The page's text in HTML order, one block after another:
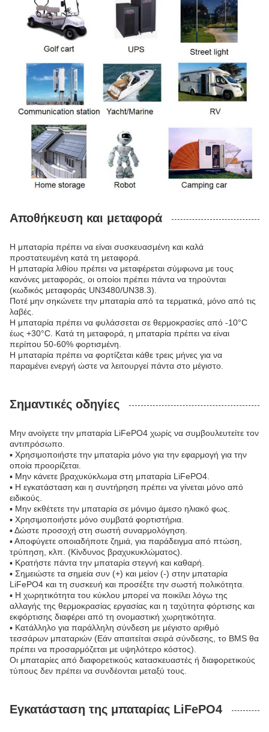
Αποθήκευση και μεταφορά
Η μπαταρία πρέπει να είναι συσκευασμένη και καλά
προστατευμένη κατά τη μεταφορά.
Η μπαταρία λιθίου πρέπει να μεταφέρεται σύμφωνα με τους
κανόνες μεταφοράς, οι οποίοι πρέπει πάντα να τηρούνται
(κωδικός μεταφοράς UN3480/UN38.3).
Ποτέ μην σηκώνετε την μπαταρία από τα τερματικά, μόνο από τις
λαβές.
Η μπαταρία πρέπει να φυλάσσεται σε θερμοκρασίες από -10°C
έως +30°C. Κατά τη μεταφορά, η μπαταρία πρέπει να είναι
περίπου 50-60% φορτισμένη.
Η μπαταρία πρέπει να φορτίζεται κάθε τρεις μήνες για να
παραμένει ενεργή ώστε να λειτουργεί πάντα στο μέγιστο.
Σημαντικές οδηγίες
Μην ανοίγετε την μπαταρία LiFePO4 χωρίς να συμβουλευτείτε τον
αντιπρόσωπο.
▪ Χρησιμοποιήστε την μπαταρία μόνο για την εφαρμογή για την
οποία προορίζεται.
▪ Μην κάνετε βραχυκύκλωμα στη μπαταρία LiFePO4.
▪ Η εγκατάσταση και η συντήρηση πρέπει να γίνεται μόνο από
ειδικούς.
▪ Μην εκθέτετε την μπαταρία σε μόνιμο άμεσο ηλιακό φως.
▪ Χρησιμοποιήστε μόνο συμβατά φορτιστήρια.
▪ Δώστε προσοχή στη σωστή συναρμολόγηση.
▪ Αποφύγετε οποιαδήποτε ζημιά, για παράδειγμα από πτώση,
τρύπηση, κλπ. (Κίνδυνος βραχυκυκλώματος).
▪ Κρατήστε πάντα την μπαταρία στεγνή και καθαρή.
▪ Σημειώστε τα σημεία συν (+) και μείον (-) στην μπαταρία
LiFePO4 και τη συσκευή και προσέξτε την σωστή πολικότητα.
▪ Η χωρητικότητα του κύκλου μπορεί να ποικίλει λόγω της
αλλαγής της θερμοκρασίας εργασίας και η ταχύτητα φόρτισης και
εκφόρτισης διαφέρει από τη ονομαστική χωρητικότητα.
▪ Κατάλληλο για παράλληλη σύνδεση με μέγιστο αριθμό
τεσσάρων μπαταριών (Εάν απαιτείται σειρά σύνδεσης, το BMS θα
πρέπει να προσαρμόζεται με υψηλότερο κόστος).
Οι μπαταρίες από διαφορετικούς κατασκευαστές ή διαφορετικούς
τύπους δεν πρέπει να συνδέονται μεταξύ τους.
Εγκατάσταση της μπαταρίας LiFePO4